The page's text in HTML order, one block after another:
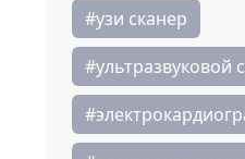
#узи сканер
#ультразвуковой